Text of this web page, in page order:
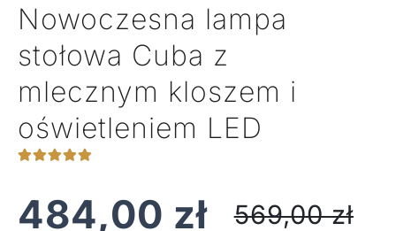
Nowoczesna lampa
stołowa Cuba z
mlecznym kloszem i
oświetleniem LED
484,00 zł 569,00zł